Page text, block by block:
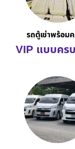
รถตู้เช่าพร้อม
VIP แบบคร